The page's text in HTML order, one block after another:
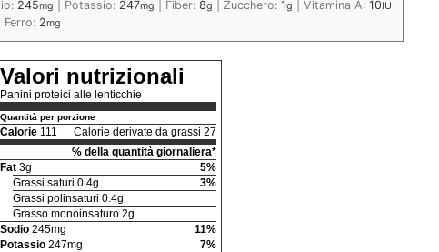
245mg Potassio: 247mg Fiber: 8g Zucchero: 1g Vitamina A: 10IU
Ferro: 2mg
Valori nutrizionali
Panini proteici alle lenticchie
Quantità per porzione
Calorie 111
Calorie derivate da grassi 27
% della quantità giornaliera*
Fat 3g
5%
Grassi saturi 0.4g
3%
Grassi polinsaturi 0.4g
Grasso monoinsaturo 2g
Sodio 245mg
11%
Potassio 247mg
7%